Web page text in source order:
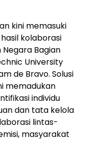
kini memasuki
kolaborasi
Negara Bagian
University
de Bravo. Solusi
memadukan
individu
dan tata kelola
lintas-
masyarakat